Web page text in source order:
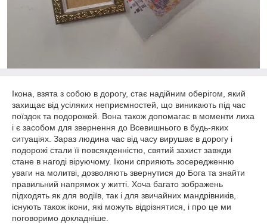
Ікона, взята з собою в дорогу, стає надійним оберігом, який
захищає від усіляких неприємностей, що виникають під час
поїздок та подорожей. Вона також допомагає в моменти лиха
і є засобом для звернення до Всевишнього в будь-яких
ситуаціях. Зараз людина час від часу вирушає в дорогу і
подорожі стали її повсякденністю, святий захист завжди
стане в нагоді віруючому. Ікони сприяють зосередженню
уваги на молитві, дозволяють звернутися до Бога та знайти
правильний напрямок у житті. Хоча багато зображень
підходять як для водіїв, так і для звичайних мандрівників,
існують також ікони, які можуть відрізнятися, і про це ми
поговоримо докладніше.